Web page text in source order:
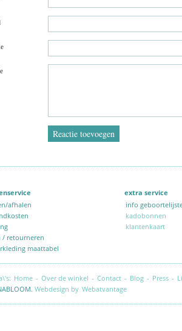
extra service
afhalen
/ retourneren
maattabel
info
kadobonnen
klantenkaart
Home - Over de winkel - Contact - Blog - Press -
Webdesign by Webatvantage